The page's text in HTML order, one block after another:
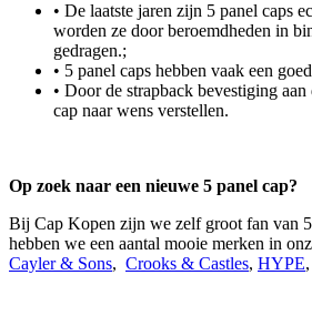
• De laatste jaren zijn 5 panel caps
worden ze door beroemdheden in
gedragen.;
• 5 panel caps hebben vaak een
• Door de strapback bevestiging
cap naar wens verstellen.
Op zoek naar een nieuwe 5 panel cap?
Bij Cap Kopen zijn we zelf groot fan van 5
hebben we een aantal mooie merken in
Cayler & Sons, Crooks & Castles, HYPE,